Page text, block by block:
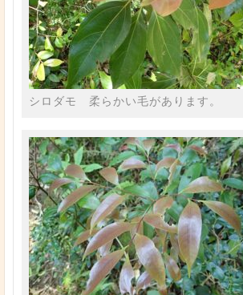
シロダモ 柔らかい毛があります。